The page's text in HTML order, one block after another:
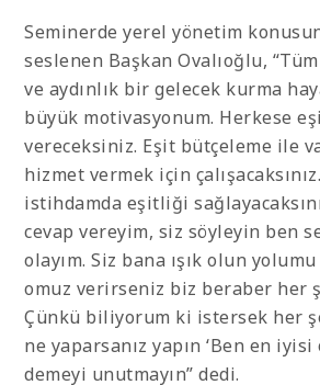
Seminerde yerel yönetim
seslenen Başkan Ovalıoğlu,
ve aydınlık bir gelecek kurma
büyük motivasyonum. Herkese
vereceksiniz. Eşit bütçeleme ile
hizmet vermek için
istihdamda eşitliği
cevap vereyim, siz söyleyin ben
olayım. Siz bana ışık olun
omuz verirseniz biz beraber her
Çünkü biliyorum ki istersek her
ne yaparsanız yapın ‘Ben en iyisi
demeyi unutmayın” dedi.